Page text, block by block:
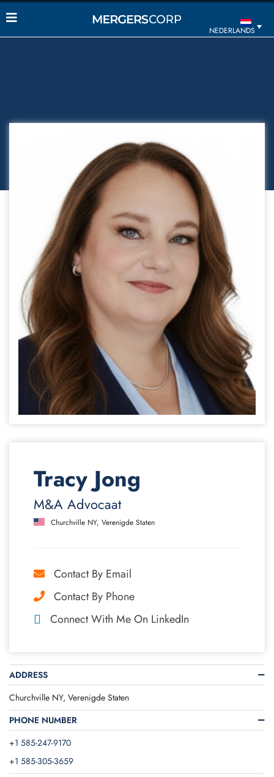
NEDERLANDS
Tracy Jong
M&A Advocaat
Churchville NY, Verenigde Staten
Contact By Email
Contact By Phone
Connect With Me On LinkedIn
ADDRESS
Churchville NY, Verenigde Staten
PHONE NUMBER
+1 585-247-9170
+1 585-305-3659